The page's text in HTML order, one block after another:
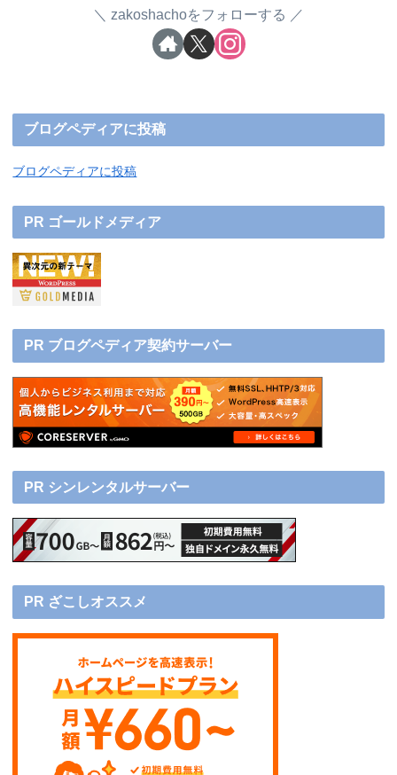
zakoshachoをフォローする
ブログペディアに投稿
ブログペディアに投稿
PR ゴールドメディア
PR ブログペディア契約サーバー
PR シンレンタルサーバー
PR ざこしオススメ